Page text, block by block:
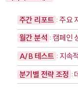
주간 리포트 : 주요
월간 분석 : 캠페인
A/B 테스트 : 지속
분기별 전략 조정 :